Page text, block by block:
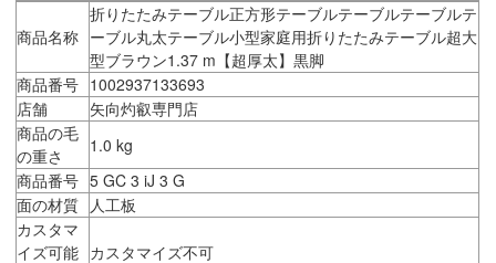
商品名称
折りたたみテーブル正方形テーブルテーブルテーブルテ
ーブル丸太テーブル小型家庭用折りたたみテーブル超大
型ブラウン1.37 m【超厚太】黒脚
商品番号 1002937133693
店舗
矢向灼叡専門店
商品の毛
の重さ
1.0 kg
商品番号 5 GC 3 iJ 3 G
面の材質
人工板
カスタマ
イズ可能 カスタマイズ不可